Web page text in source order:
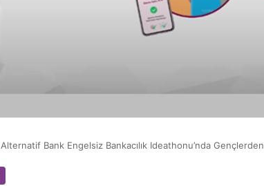
Alternatif Bank Engelsiz Bankacılık Ideathonu’nda